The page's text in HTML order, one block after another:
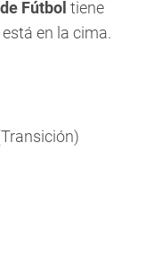
Fútbol tiene
está en la cima.